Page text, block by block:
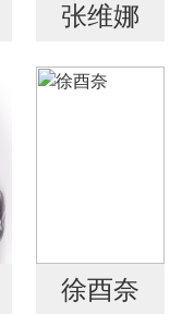
张维娜
徐酉奈